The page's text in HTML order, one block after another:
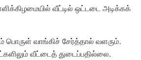
வீட்டில் ஒட்டடை அடிக்கக்
பொருள் வாங்கிச் சேர்த்தால் வளரும்.
வீட்டைத் துடைப்பதில்லை.